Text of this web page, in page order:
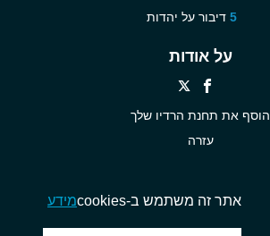
דיבור על יהדות
על אודות
הוסף את תחנת הרדיו שלך
עזרה
אתר זה משתמש ב-cookies מידע